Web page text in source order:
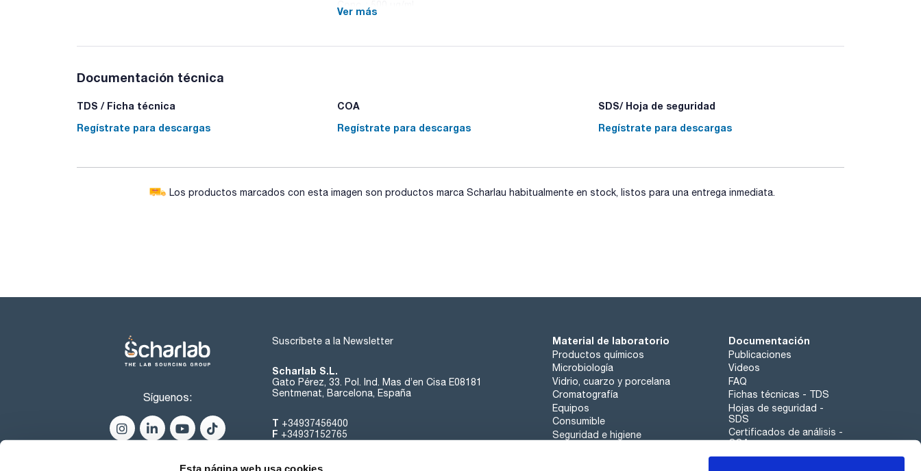
Esta página web usa cookies
CAS : [35694-04-3]
Ver más
Documentación técnica
TDS / Ficha técnica
Regístrate para descargas
COA
Regístrate para descargas
SDS/ Hoja de seguridad
Regístrate para descargas
Los productos marcados con esta imagen son productos marca Scharlau habitualmente en stock, listos para una entrega inmediata.
Síguenos:
Suscríbete a la Newsletter
Scharlab S.L.
Gato Pérez, 33. Pol. Ind. Mas d’en Cisa E08181
Sentmenat, Barcelona, España
T +34937456400
F +34937152765
Material de laboratorio
Productos químicos
Microbiología
Vidrio, cuarzo y porcelana
Cromatografía
Equipos
Consumible
Seguridad e higiene
Documentación
Publicaciones
Videos
FAQ
Fichas técnicas - TDS
Hojas de seguridad -
SDS
Certificados de análisis -
COA
Aplicaciones